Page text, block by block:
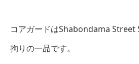
コアガードはShabondama Street
拘りの一品です。